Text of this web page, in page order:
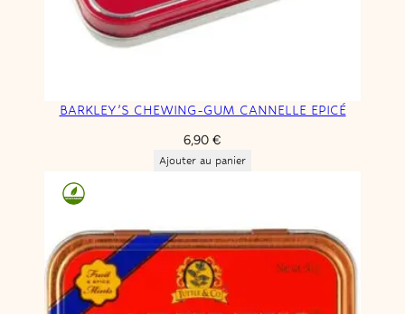
BARKLEY’S CHEWING-GUM CANNELLE EPICÉ
6,90 €
Ajouter au panier